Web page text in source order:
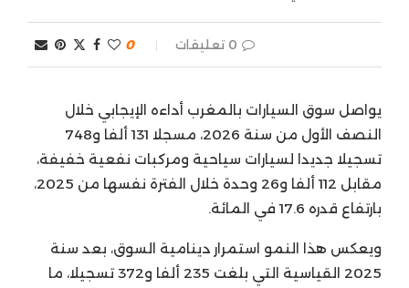
0 تعليقات 0
يواصل سوق السيارات بالمغرب أداءه الإيجابي خلال
النصف الأول من سنة 2026، مسجلا 131 ألفا و748
تسجيلا جديدا لسيارات سياحية ومركبات نفعية خفيفة،
مقابل 112 ألفا و26 وحدة خلال الفترة نفسها من 2025،
بارتفاع قدره 17.6 في المائة.
ويعكس هذا النمو استمرار دينامية السوق، بعد سنة
2025 القياسية التي بلغت 235 ألفا و372 تسجيلا، ما